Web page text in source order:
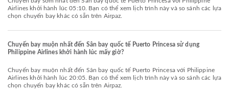
Airlines khởi hành lúc 05:10. Bạn có thể xem lịch trình này và so sánh các lựa
chọn chuyến bay khác có sẵn trên Airpaz.
Chuyến bay muộn nhất đến Sân bay quốc tế Puerto Princesa sử dụng
Philippine Airlines khởi hành lúc mấy giờ?
Chuyến bay muộn nhất đến Sân bay quốc tế Puerto Princesa với Philippine
Airlines khởi hành lúc 20:05. Bạn có thể xem lịch trình này và so sánh các lựa
chọn chuyến bay khác có sẵn trên Airpaz.